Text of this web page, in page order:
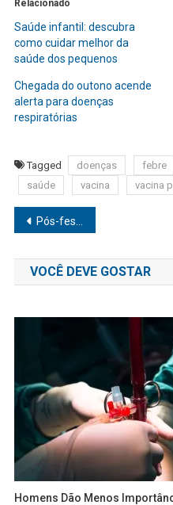
Relacionado
Saúde infantil: descubra
como cuidar melhor da
saúde dos pequenos
Chegada do outono acende
alerta para doenças
respiratórias
Tagged doenças febre
saúde
vacina vacina
Navegação
de
Post
Pós-festas: Especialista ensina a desintoxicar o fígado com a alimentação
VOCÊ DEVE GOSTAR
Homens Dão Menos